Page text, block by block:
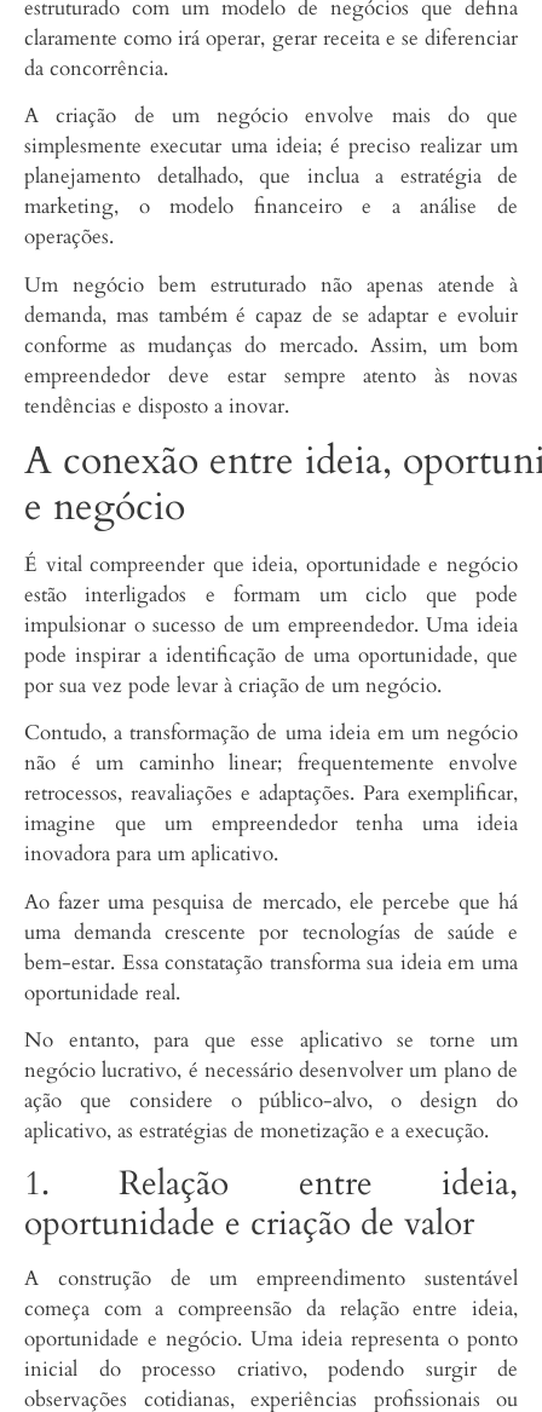
estruturado com um modelo de negócios que defina
claramente como irá operar, gerar receita e se diferenciar
da concorrência.
A criação de um negócio envolve mais do que
simplesmente executar uma ideia; é preciso realizar um
planejamento detalhado, que inclua a estratégia de
marketing, o modelo financeiro e a análise de
operações.
Um negócio bem estruturado não apenas atende à
demanda, mas também é capaz de se adaptar e evoluir
conforme as mudanças do mercado. Assim, um bom
empreendedor deve estar sempre atento às novas
tendências e disposto a inovar.
A conexão entre ideia,
e negócio
É vital compreender que ideia, oportunidade e negócio
estão interligados e formam um ciclo que pode
impulsionar o sucesso de um empreendedor. Uma ideia
pode inspirar a identificação de uma oportunidade, que
por sua vez pode levar à criação de um negócio.
Contudo, a transformação de uma ideia em um negócio
não é um caminho linear; frequentemente envolve
retrocessos, reavaliações e adaptações. Para exemplificar,
imagine que um empreendedor tenha uma ideia
inovadora para um aplicativo.
Ao fazer uma pesquisa de mercado, ele percebe que há
uma demanda crescente por tecnologías de saúde e
bem-estar. Essa constatação transforma sua ideia em uma
oportunidade real.
No entanto, para que esse aplicativo se torne um
negócio lucrativo, é necessário desenvolver um plano de
ação que considere o público-alvo, o design do
aplicativo, as estratégias de monetização e a execução.
1. Relação entre ideia,
oportunidade e criação de valor
A construção de um empreendimento sustentável
começa com a compreensão da relação entre ideia,
oportunidade e negócio. Uma ideia representa o ponto
inicial do processo criativo, podendo surgir de
observações cotidianas, experiências profissionais ou